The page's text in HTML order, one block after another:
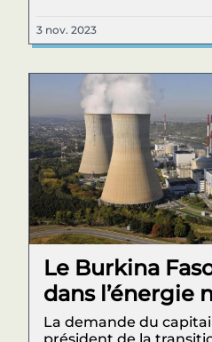
3 nov. 2023
Le Burkina
dans l’énergie
La demande du